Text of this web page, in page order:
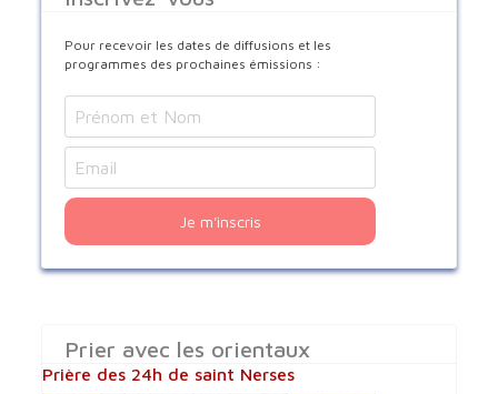
Pour recevoir les dates de diffusions et les
programmes des prochaines émissions :
Je m'inscris
Prier avec les orientaux
Prière des 24h de saint Nerses